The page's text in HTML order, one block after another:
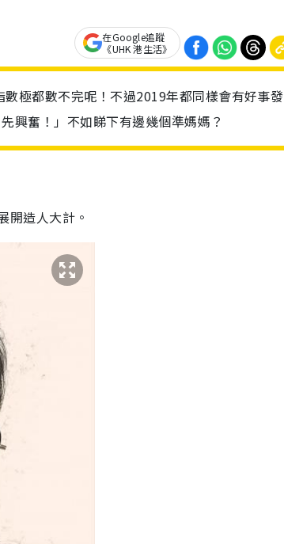
在Google追蹤
《UHK 港生活》
極都數不完呢！不過2019年都同樣會有好事發
興奮！」不如睇下有邊幾個準媽媽？
開造人大計。